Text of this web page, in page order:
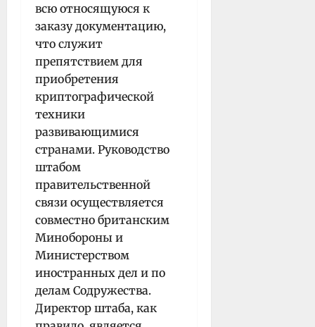
всю относящуюся к
заказу документацию,
что служит
препятствием для
приобретения
криптографической
техники
развивающимися
странами. Руководство
штабом
правительственной
связи осуществляется
совместно британским
Минобороны и
Министерством
иностранных дел и по
делам Содружества.
Директор штаба, как